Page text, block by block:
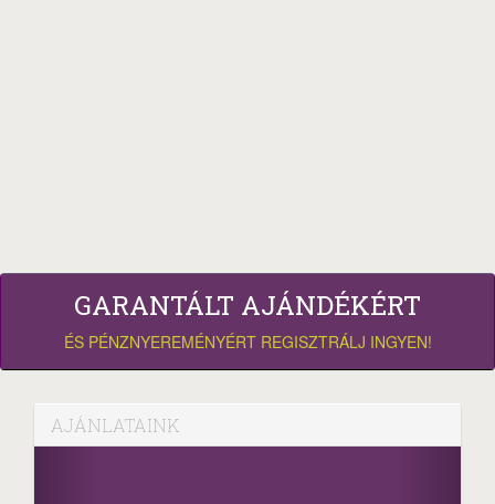
GARANTÁLT AJÁNDÉKÉRT
ÉS PÉNZNYEREMÉNYÉRT REGISZTRÁLJ INGYEN!
AJÁNLATAINK